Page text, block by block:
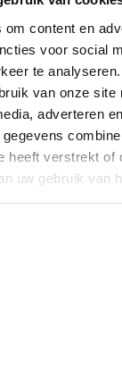
om content en
voor social
te
van onze site
adverteren
heeft verstrekt of
uw gebruik van
wij een breed
Lees
.
advies?
wij hebben alles
Dordrecht
al het
en inspirerende